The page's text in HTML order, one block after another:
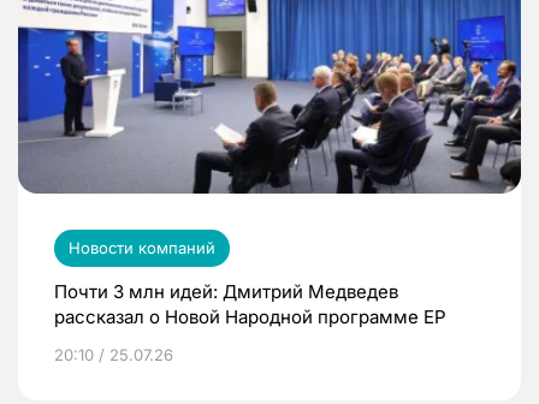
Новости компаний
Почти 3 млн идей: Дмитрий Медведев
рассказал о Новой Народной программе ЕР
20:10 / 25.07.26